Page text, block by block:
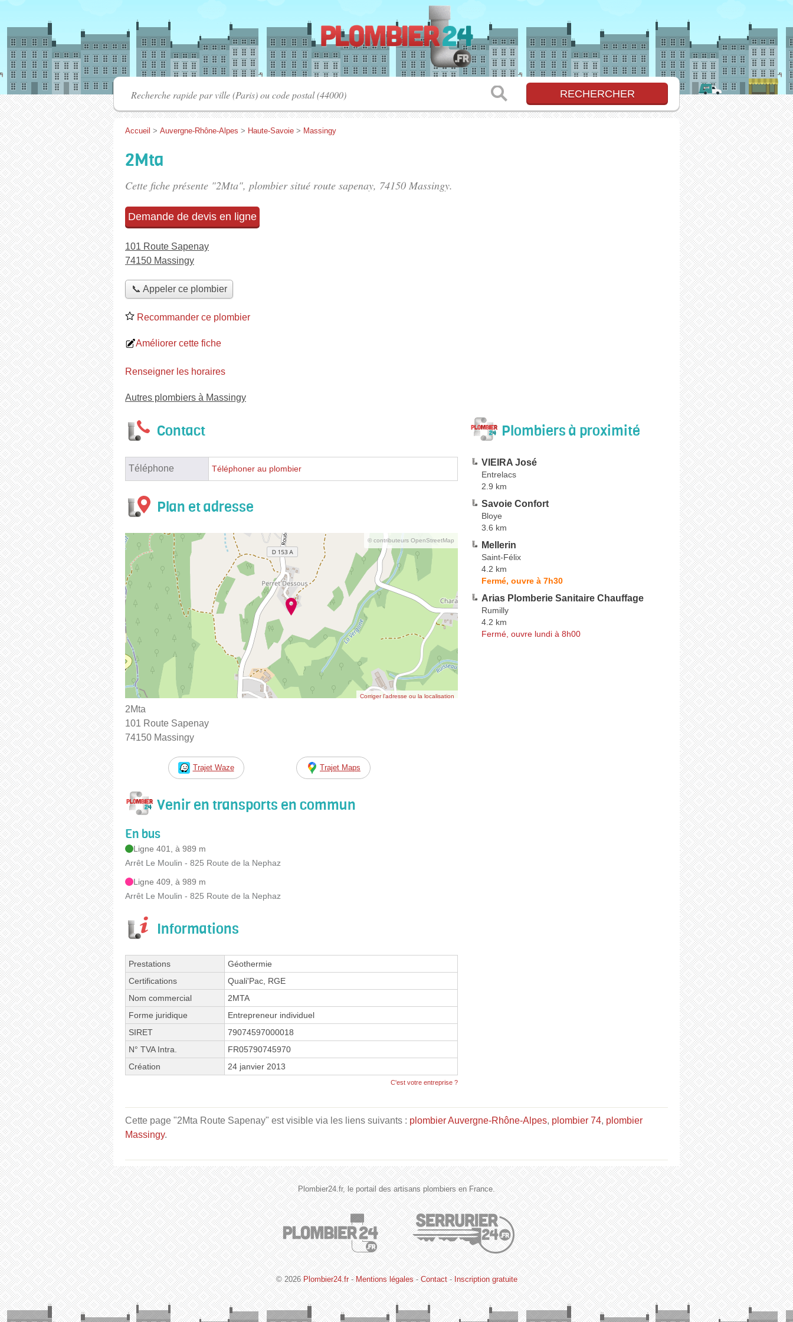
Accueil > Auvergne-Rhône-Alpes > Haute-Savoie > Massingy
2Mta
Cette fiche présente "2Mta", plombier situé route sapenay, 74150 Massingy.
Demande de devis en ligne
101 Route Sapenay
74150 Massingy
📞 Appeler ce plombier
Recommander ce plombier
Améliorer cette fiche
Renseigner les horaires
Autres plombiers à Massingy
Contact
Téléphone Téléphoner au plombier
Plan et adresse
© contributeurs OpenStreetMap
Corriger l’adresse ou la localisation
2Mta
101 Route Sapenay
74150 Massingy
Trajet Waze Trajet Maps
Venir en transports en commun
En bus
Ligne 401, à 989 m
Arrêt Le Moulin - 825 Route de la Nephaz
Ligne 409, à 989 m
Arrêt Le Moulin - 825 Route de la Nephaz
Informations
Prestations
Géothermie
Certifications
Quali'Pac, RGE
Nom commercial
2MTA
Forme juridique
Entrepreneur individuel
SIRET
79074597000018
N° TVA Intra.
FR05790745970
Création
24 janvier 2013
C'est votre entreprise ?
Plombiers à proximité
VIEIRA José
Entrelacs
2.9 km
Savoie Confort
Bloye
3.6 km
Mellerin
Saint-Félix
4.2 km
Fermé, ouvre à 7h30
Arias Plomberie Sanitaire Chauffage
Rumilly
4.2 km
Fermé, ouvre lundi à 8h00
Cette page "2Mta Route Sapenay" est visible via les liens suivants : plombier Auvergne-Rhône-Alpes, plombier 74, plombier
Massingy.
Plombier24.fr, le portail des artisans plombiers en France.
© 2026 Plombier24.fr - Mentions légales - Contact- Inscription gratuite